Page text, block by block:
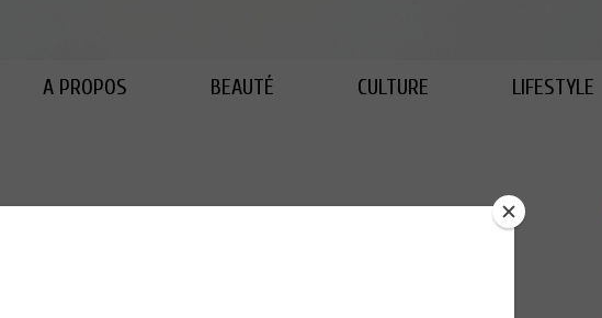
A PROPOS BEAUTÉ CULTURE LIFESTYLE